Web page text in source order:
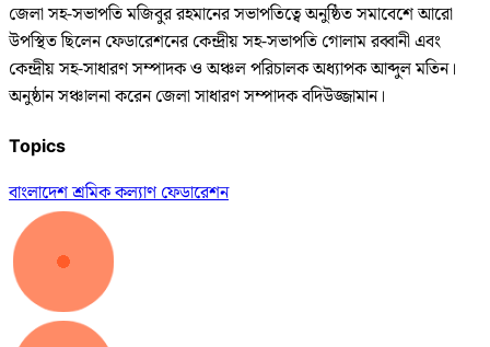
জেলা সহ-সভাপতি মজিবুর রহমানের সভাপতিত্বে অনুষ্ঠিত সমাবেশে আরো
উপস্থিত ছিলেন ফেডারেশনের কেন্দ্রীয় সহ-সভাপতি গোলাম রব্বানী এবং
কেন্দ্রীয় সহ-সাধারণ সম্পাদক ও অঞ্চল পরিচালক অধ্যাপক আব্দুল মতিন।
অনুষ্ঠান সঞ্চালনা করেন জেলা সাধারণ সম্পাদক বদিউজ্জামান।
Topics
বাংলাদেশ শ্রমিক কল্যাণ ফেডারেশন